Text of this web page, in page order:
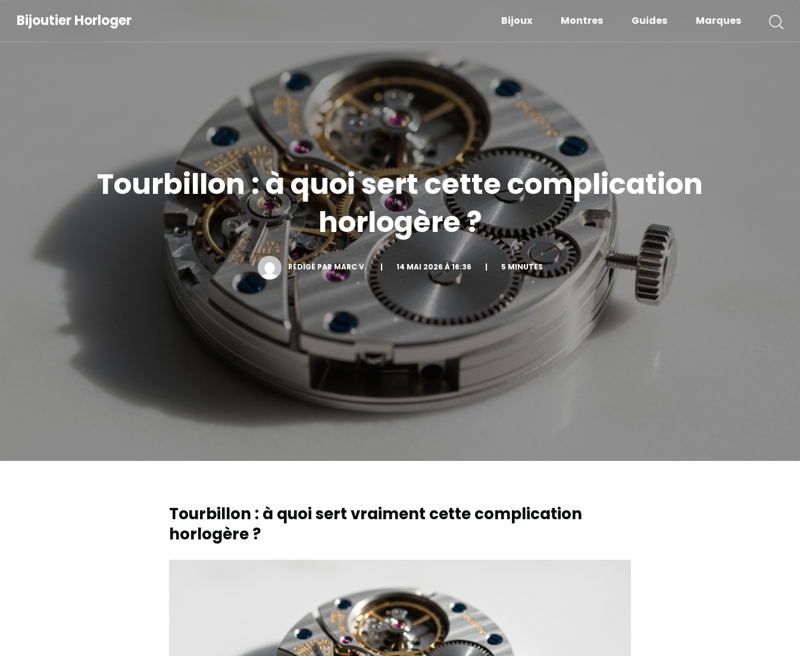
Bijoutier Horloger Bijoux Montres Guides Marques
Tourbillon : à quoi sert cette complication
horlogère ?
RÉDIGÉ PAR MARC V. | 14 MAI 2026 À 16:36 | 5 MINUTES
Tourbillon : à quoi sert vraiment cette complication
horlogère ?